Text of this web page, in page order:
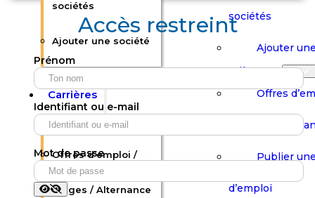
Rechercher
Votre panier est vide.
Boutique
Panier
Boutique
sociétés
Ajouter une société
Carrières
Offres d’emploi /
Stages / Alternance
sociétés
Ajouter
Carrières
Offres
Stages /
Publier
d’emploi
Accès restreint
Prénom
Identifiant ou e-mail
Mot de passe